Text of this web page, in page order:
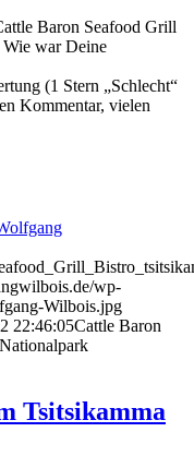
Baron Seafood Grill
war Deine
(1 Stern „Schlecht“
Kommentar, vielen
wp-
Wilbois.jpg
22:46:05Cattle Baron
Tsitsikamma